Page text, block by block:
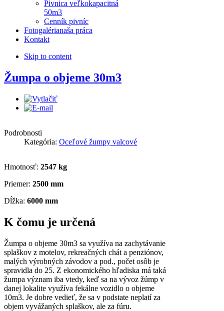
Pivnica veľkokapacitná
50m3
Cenník pivníc
Fotogalérianaša práca
Kontakt
Skip to content
Žumpa o objeme 30m3
Podrobnosti
Kategória: Oceľové žumpy valcové
Hmotnosť: 2547 kg
Priemer: 2500 mm
Dĺžka: 6000 mm
K čomu je určená
Žumpa o objeme 30m3 sa využíva na zachytávanie
splaškov z motelov, rekreačných chát a penziónov,
malých výrobných závodov a pod., počet osôb je
spravidla do 25. Z ekonomického hľadiska má taká
žumpa význam iba vtedy, keď sa na vývoz žúmp v
danej lokalite využíva fekálne vozidlo o objeme
10m3. Je dobre vedieť, že sa v podstate neplatí za
objem vyvážaných splaškov, ale za fúru.